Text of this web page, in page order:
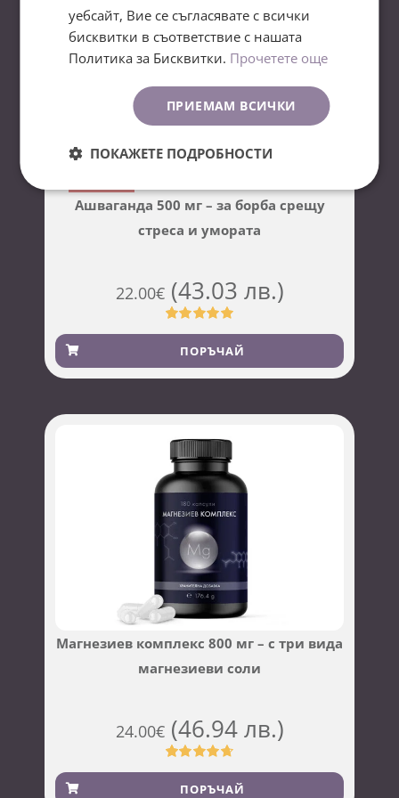
"Морбили е инфекция, която ние
отдавна бяхме забвили – казва доц.
д-р Трифон Вълков – но вирусът
никога не е спирал да мисли за
Очаква се
Ашваганда 500 мг – за борба срещу
стреса и умората
22.00€ (43.03 лв.)
Оценен
5.00 от 5,
базирано на
2
ПОРЪЧАЙ
Магнезиев комплекс 800 мг – с три вида
магнезиеви соли
24.00€ (46.94 лв.)
Оценен
4.73 от 5,
45
ПОРЪЧАЙ
уебсайт, Вие се съгласявате с всички
бисквитки в съответствие с нашата
Политика за Бисквитки. Прочетете още
ПРИЕМАМ ВСИЧКИ
ПОКАЖЕТЕ ПОДРОБНОСТИ